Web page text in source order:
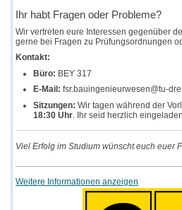
Ihr habt Fragen oder Probleme?
Wir vertreten eure Interessen gegenüber
gerne bei Fragen zu Prüfungsordnungen
Kontakt:
Büro: BEY 317
E-Mail: fsr.bauingenieurwesen@tu-
Sitzungen: Wir tagen während der
18:30 Uhr. Ihr seid herzlich
Viel Erfolg im Studium wünscht euch euer
Weitere Informationen anzeigen